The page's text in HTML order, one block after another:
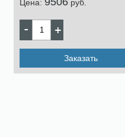
Цена:
pуб.
Заказать